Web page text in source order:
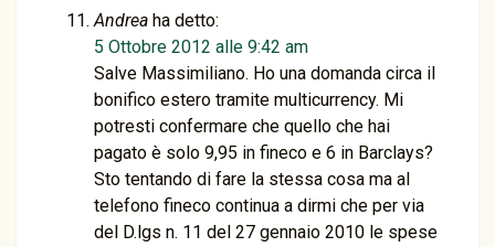
Andrea ha detto:
5 Ottobre 2012 alle 9:42 am
Salve Massimiliano. Ho una domanda circa il
bonifico estero tramite multicurrency. Mi
potresti confermare che quello che hai
pagato è solo 9,95 in fineco e 6 in Barclays?
Sto tentando di fare la stessa cosa ma al
telefono fineco continua a dirmi che per via
del D.lgs n. 11 del 27 gennaio 2010 le spese